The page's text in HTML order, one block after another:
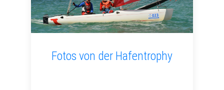
Fotos von der Hafentrophy